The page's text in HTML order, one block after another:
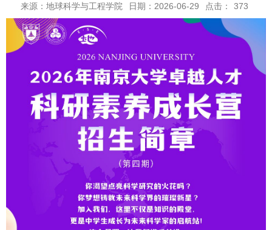
来源：地球科学与工程学院 日期：2026-06-29 点击： 373